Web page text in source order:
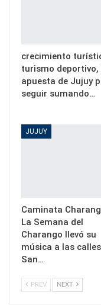
crecimiento
turismo deportivo,
apuesta de Jujuy
seguir sumando…
JUJUY
Caminata
La Semana del
Charango llevó su
música a las
San…
PREV NEXT